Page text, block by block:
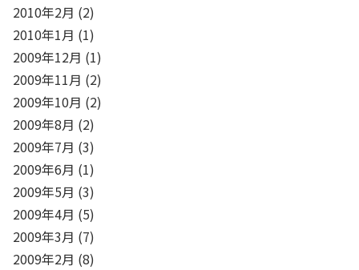
2010年2月 (2)
2010年1月 (1)
2009年12月 (1)
2009年11月 (2)
2009年10月 (2)
2009年8月 (2)
2009年7月 (3)
2009年6月 (1)
2009年5月 (3)
2009年4月 (5)
2009年3月 (7)
2009年2月 (8)